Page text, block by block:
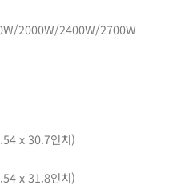
2000W/2400W/2700W
x 30.7인치)
x 31.8인치)